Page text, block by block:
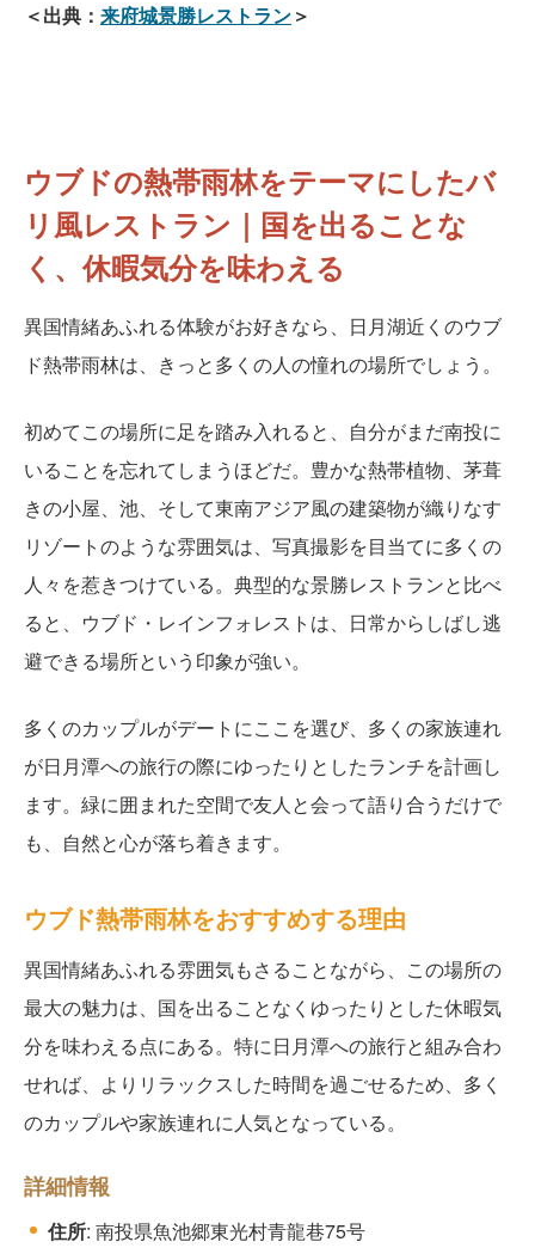
＜出典： 来府城景勝レストラン＞
ウブドの熱帯雨林をテーマにしたバ
リ風レストラン｜国を出ることな
く、休暇気分を味わえる
異国情緒あふれる体験がお好きなら、日月湖近くのウブ
ド熱帯雨林は、きっと多くの人の憧れの場所でしょう。
初めてこの場所に足を踏み入れると、自分がまだ南投に
いることを忘れてしまうほどだ。豊かな熱帯植物、茅葺
きの小屋、池、そして東南アジア風の建築物が織りなす
リゾートのような雰囲気は、写真撮影を目当てに多くの
人々を惹きつけている。典型的な景勝レストランと比べ
ると、ウブド・レインフォレストは、日常からしばし逃
避できる場所という印象が強い。
多くのカップルがデートにここを選び、多くの家族連れ
が日月潭への旅行の際にゆったりとしたランチを計画し
ます。緑に囲まれた空間で友人と会って語り合うだけで
も、自然と心が落ち着きます。
ウブド熱帯雨林をおすすめする理由
異国情緒あふれる雰囲気もさることながら、この場所の
最大の魅力は、国を出ることなくゆったりとした休暇気
分を味わえる点にある。特に日月潭への旅行と組み合わ
せれば、よりリラックスした時間を過ごせるため、多く
のカップルや家族連れに人気となっている。
詳細情報
住所: 南投県魚池郷東光村青龍巷75号